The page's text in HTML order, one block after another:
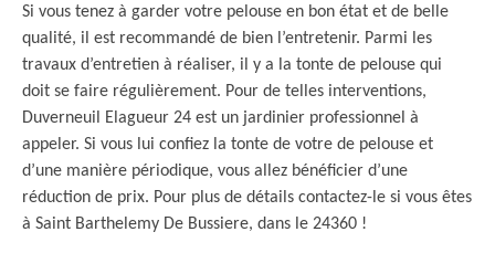
Si vous tenez à garder votre pelouse en bon état et de belle
qualité, il est recommandé de bien l’entretenir. Parmi les
travaux d’entretien à réaliser, il y a la tonte de pelouse qui
doit se faire régulièrement. Pour de telles interventions,
Duverneuil Elagueur 24 est un jardinier professionnel à
appeler. Si vous lui confiez la tonte de votre de pelouse et
d’une manière périodique, vous allez bénéficier d’une
réduction de prix. Pour plus de détails contactez-le si vous êtes
à Saint Barthelemy De Bussiere, dans le 24360 !